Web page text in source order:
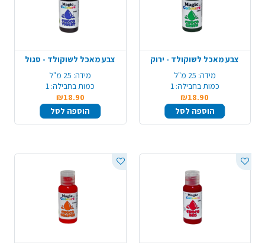
צבע מאכל לשוקולד - ירוק
מידה: 25 מ"ל
כמות בחבילה: 1
₪18.90
הוספה לסל
צבע מאכל לשוקולד - סגול
מידה: 25 מ"ל
כמות בחבילה: 1
₪18.90
הוספה לסל